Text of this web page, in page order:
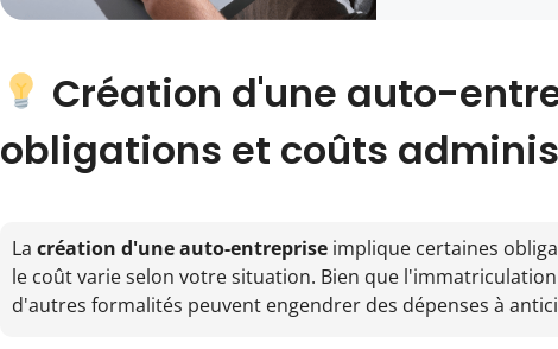
Création d'une auto-
obligations et coûts
La création d'une auto-entreprise implique certaines
le coût varie selon votre situation. Bien que
d'autres formalités peuvent engendrer des dépenses à